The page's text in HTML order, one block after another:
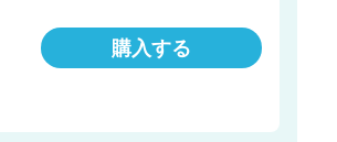
購入する